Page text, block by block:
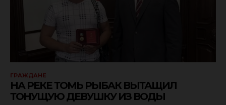
ГРАЖДАНЕ
НА РЕКЕ ТОМЬ РЫБАК ВЫТАЩИЛ
ТОНУЩУЮ ДЕВУШКУ ИЗ ВОДЫ